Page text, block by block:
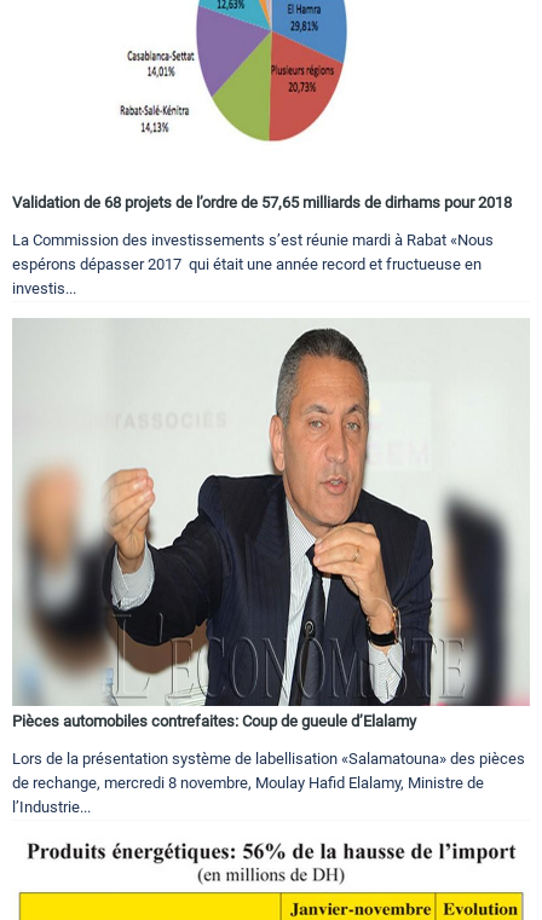
Validation de 68 projets de l’ordre de 57,65 milliards de dirhams pour 2018
La Commission des investissements s’est réunie mardi à Rabat «Nous
espérons dépasser 2017 qui était une année record et fructueuse en
investis...
Pièces automobiles contrefaites: Coup de gueule d’Elalamy
Lors de la présentation système de labellisation «Salamatouna» des pièces
de rechange, mercredi 8 novembre, Moulay Hafid Elalamy, Ministre de
l’Industrie...